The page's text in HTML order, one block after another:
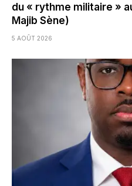
du « rythme militaire »
Majib Sène)
5 AOÛT 2026